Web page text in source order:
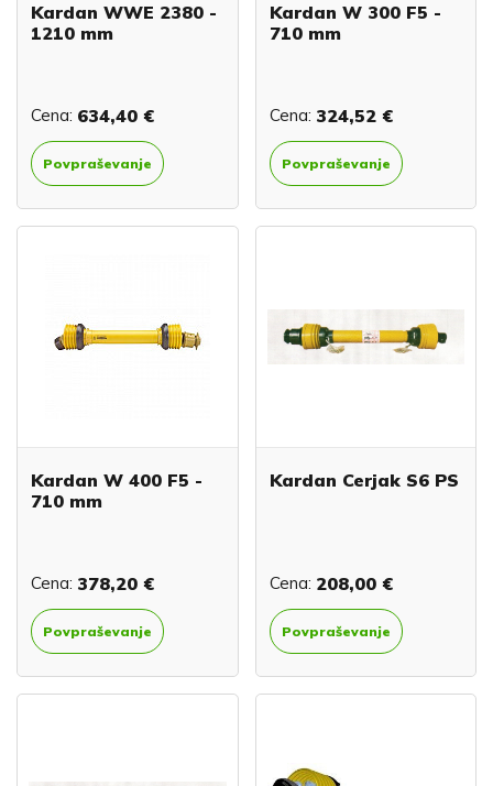
Kardan WWE 2380 -
1210 mm
Cena: 634,40 €
Povpraševanje
Kardan W 300 F5 -
710 mm
Cena: 324,52 €
Povpraševanje
Kardan W 400 F5 -
710 mm
Cena: 378,20 €
Povpraševanje
Kardan Cerjak S6 PS
Cena: 208,00 €
Povpraševanje